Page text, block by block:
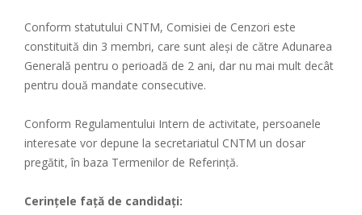
Conform statutului CNTM, Comisiei de Cenzori este
constituită din 3 membri, care sunt aleși de către Adunarea
Generală pentru o perioadă de 2 ani, dar nu mai mult decât
pentru două mandate consecutive.
Conform Regulamentului Intern de activitate, persoanele
interesate vor depune la secretariatul CNTM un dosar
pregătit, în baza Termenilor de Referință.
Cerințele față de candidați: